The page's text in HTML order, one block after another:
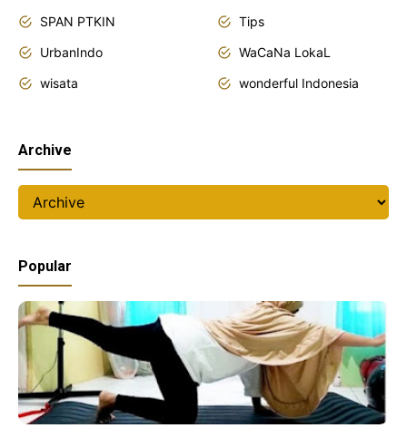
SPAN PTKIN
Tips
UrbanIndo
WaCaNa LokaL
wisata
wonderful Indonesia
Archive
Popular